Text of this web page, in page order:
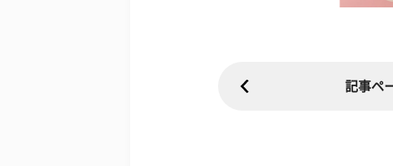
記事ペ